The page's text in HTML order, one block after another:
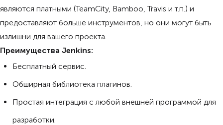
являются платными (TeamCity, Bamboo, Travis и т.п.) и
предоставляют больше инструментов, но они могут быть
излишни для вашего проекта.
Преимущества Jenkins:
Бесплатный сервис.
Обширная библиотека плагинов.
Простая интеграция с любой внешней программой для
разработки.